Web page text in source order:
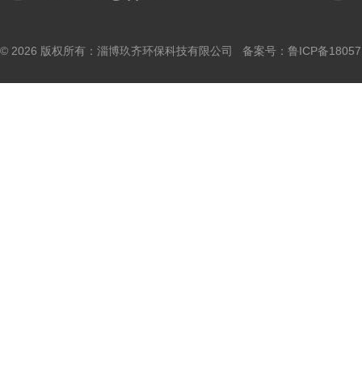
© 2026 版权所有：淄博玖齐环保科技有限公司 备案号： 鲁ICP备